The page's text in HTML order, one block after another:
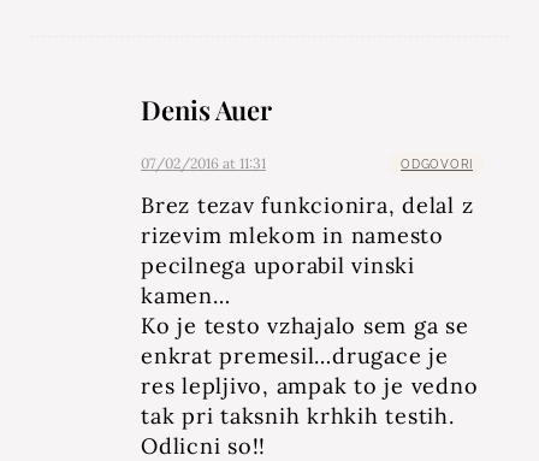
Denis Auer
07/02/2016 at 11:31 ODGOVORI
Brez tezav funkcionira, delal z
rizevim mlekom in namesto
pecilnega uporabil vinski
kamen…
Ko je testo vzhajalo sem ga se
enkrat premesil…drugace je
res lepljivo, ampak to je vedno
tak pri taksnih krhkih testih.
Odlicni so!!